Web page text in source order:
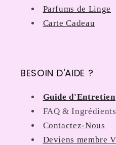
Parfums de Linge
Carte Cadeau
BESOIN D'AIDE ?
Guide d'Entretien
FAQ & Ingrédients
Contactez-Nous
Deviens membre